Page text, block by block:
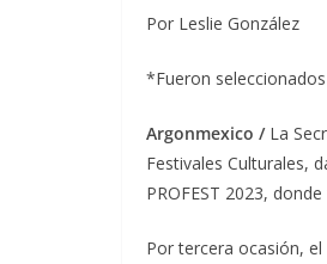
Por Leslie González
*Fueron
Argonmexico / La
Festivales Culturales,
PROFEST 2023,
Por tercera ocasión,